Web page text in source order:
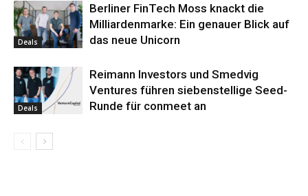
Deals
Berliner FinTech Moss knackt die
Milliardenmarke: Ein genauer Blick auf
das neue Unicorn
Deals
Reimann Investors und Smedvig
Ventures führen siebenstellige Seed-
Runde für conmeet an